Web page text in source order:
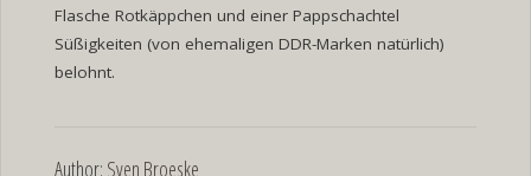
Flasche Rotkäppchen und einer Pappschachtel
Süßigkeiten (von ehemaligen DDR-Marken natürlich)
belohnt.
Author: Sven Broeske